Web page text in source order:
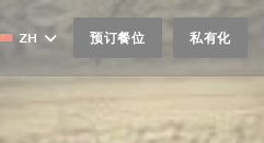
ZH 预订餐位 私有化